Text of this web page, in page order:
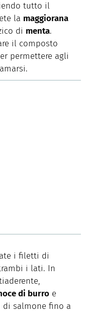
tutto il
la maggiorana
di menta.
il composto
permettere agli
i filetti di
i lati. In
di burro e
salmone fino a